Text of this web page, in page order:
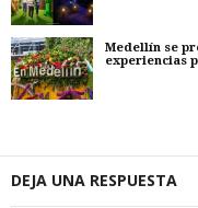
Medellín se
experiencias
DEJA UNA RESPUESTA